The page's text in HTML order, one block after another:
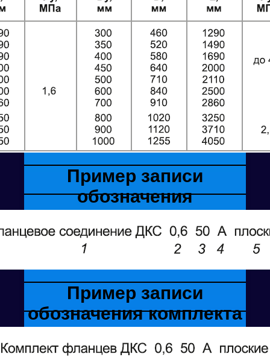
Пример записи
обозначения
фланцевого соединения
при заказе
Пример записи
обозначения комплекта
фланцев при заказе